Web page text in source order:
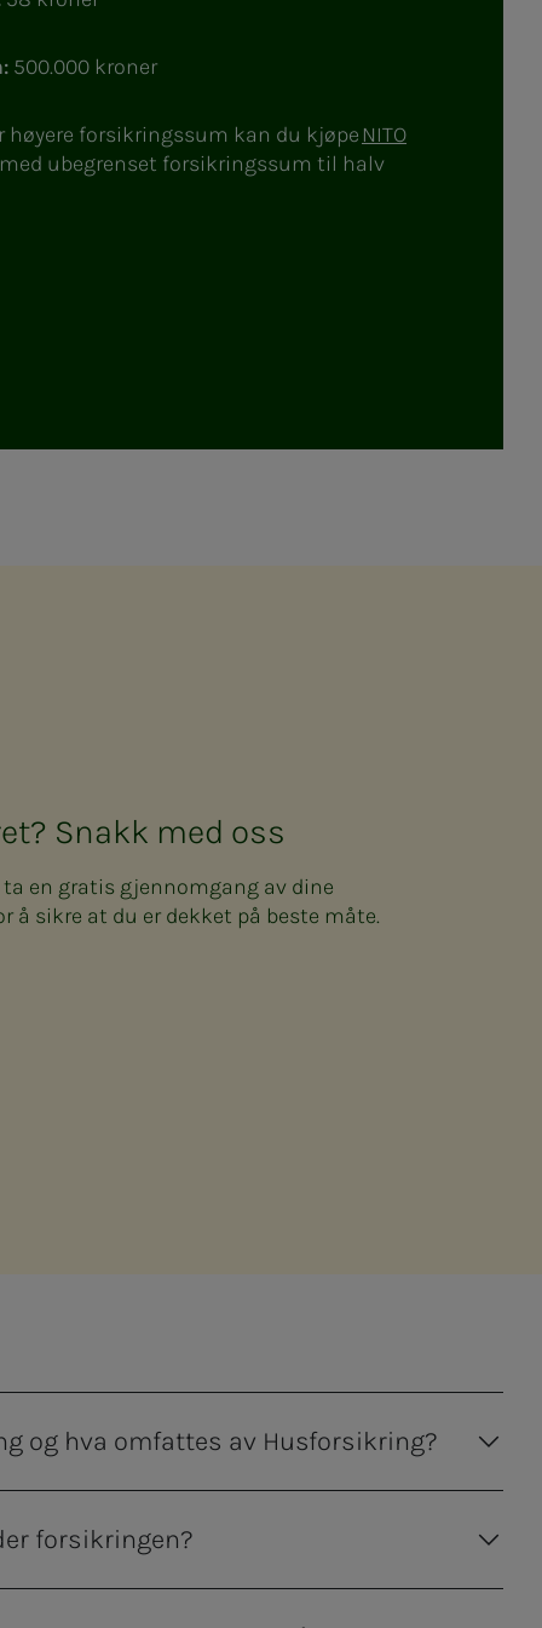
500.000 kroner
høyere forsikringssum kan du kjøpe NITO
med ubegrenset forsikringssum til halv
Snakk med oss
en gratis gjennomgang av dine
å sikre at du er dekket på beste måte.
og hva omfattes av Husforsikring?
forsikringen?